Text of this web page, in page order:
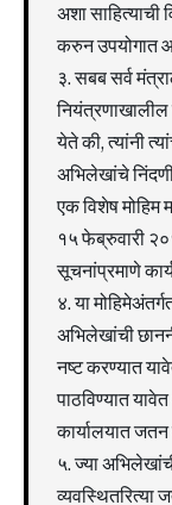
अशा साहित्याची
करुन
३. सबब सर्व
नियंत्रणाखालील
येते की, त्यांनी
अभिलेखांचे
एक विशेष मोहिम
१५ फेब्रुवारी
सूचनांप्रमाणे
४. या
अभिलेखांची
नष्ट करण्यात
पाठविण्यात
कार्यालयात जतन
५. ज्या
व्यवस्थितरित्या